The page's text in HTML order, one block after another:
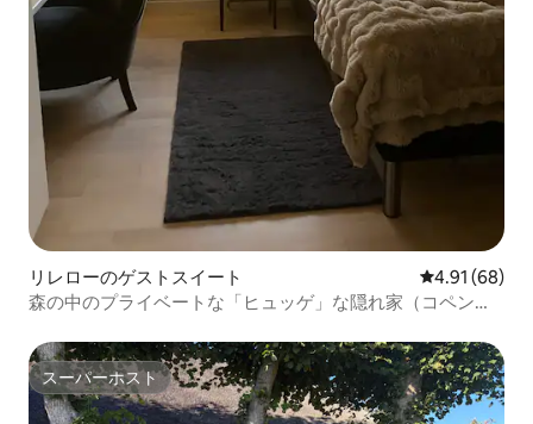
リレローのゲストスイート レビュー68
4.91 (68)
森の中のプライベートな「ヒュッゲ」な隠れ家（コペンハ
スーパーホスト
スーパーホスト